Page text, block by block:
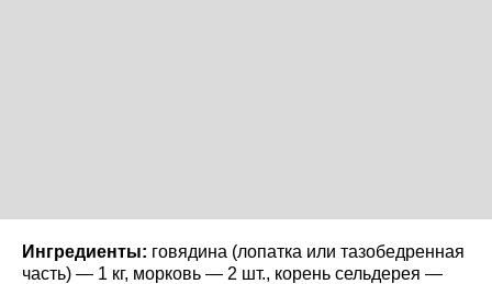
Ингредиенты: говядина (лопатка или тазобедренная
часть) — 1 кг, морковь — 2 шт., корень сельдерея —